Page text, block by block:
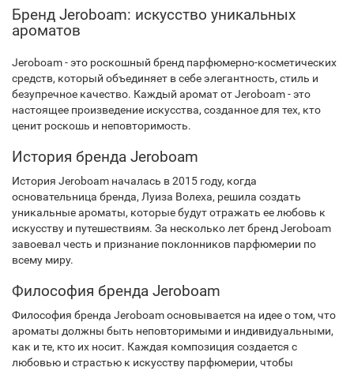
Бренд Jeroboam: искусство уникальных
ароматов
Jeroboam - это роскошный бренд парфюмерно-косметических
средств, который объединяет в себе элегантность, стиль и
безупречное качество. Каждый аромат от Jeroboam - это
настоящее произведение искусства, созданное для тех, кто
ценит роскошь и неповторимость.
История бренда Jeroboam
История Jeroboam началась в 2015 году, когда
основательница бренда, Луиза Волеха, решила создать
уникальные ароматы, которые будут отражать ее любовь к
искусству и путешествиям. За несколько лет бренд Jeroboam
завоевал честь и признание поклонников парфюмерии по
всему миру.
Философия бренда Jeroboam
Философия бренда Jeroboam основывается на идее о том, что
ароматы должны быть неповторимыми и индивидуальными,
как и те, кто их носит. Каждая композиция создается с
любовью и страстью к искусству парфюмерии, чтобы